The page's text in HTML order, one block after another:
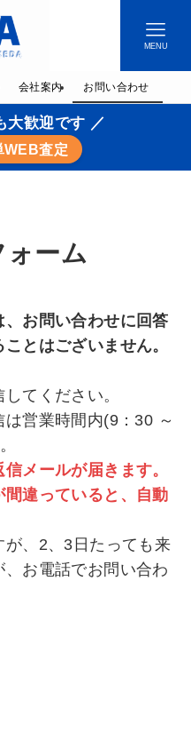
MENU
会社案内 お問い合わせ
大歓迎です ／
WEB査定
ォーム
お問い合わせに回答
とはございません。
てください。
営業時間内(9：30 ～
メールが届きます。
違っていると、自動
、2、3日たっても来
お電話でお問い合わ